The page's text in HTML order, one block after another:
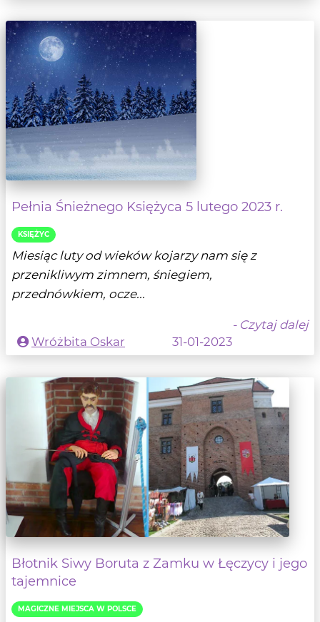
Pełnia Śnieżnego Księżyca 5 lutego 2023 r.
KSIĘŻYC
Miesiąc luty od wieków kojarzy nam się z
przenikliwym zimnem, śniegiem,
przednówkiem, ocze...
- Czytaj dalej
Wróżbita Oskar
31-01-2023
Błotnik Siwy Boruta z Zamku w Łęczycy i jego
tajemnice
MAGICZNE MIEJSCA W POLSCE